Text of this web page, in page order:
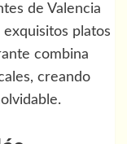
de Valencia
platos
combina
creando